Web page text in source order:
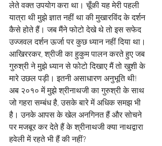
लेते वक्त उपयोग करा था। चूँकी यह मेरी पहली
यात्रा थी मुझे ज्ञात नहीं था की मुखारविंद के दर्शन
कैसे होते हैं। जब मैंने फोटो देखे थे तो इस सफेद
उज्जवल दर्शन ऊर्जा पर कुछ ध्यान नहीं दिया था।
आखिररकर, श्रीजी का हुकुम पालन करते हुए जब
गुरुश्री ने मुझे ध्यान से फोटो दिखाए मैं तो खुशी के
मारे उछल पड़ी। इतनी असाधारण अनुभूति थी!
अब २०१० में मुझे श्रीनाथजी का गुरुश्री के साथ
जो गहरा सम्बंध है, उसके बारे में अधिक समझ भी
है। उनके आपस के खेल अनगिनत हैं और सोचने
पर मजबूर कर देते हैं के श्रीनाथजी क्या नाथद्वारा
हवेली में रहते भी हैं की नहीं?